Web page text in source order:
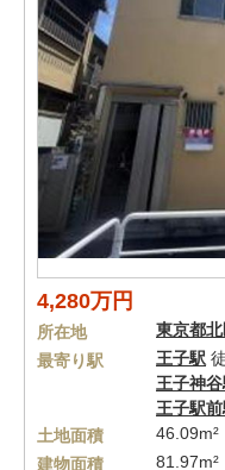
4,280万円
所在地 東京都
最寄り駅
王子駅
王子神谷
王子駅前
土地面積
46.09m²
建物面積
81.97m²